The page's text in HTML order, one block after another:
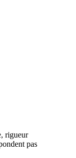
rigueur
pas